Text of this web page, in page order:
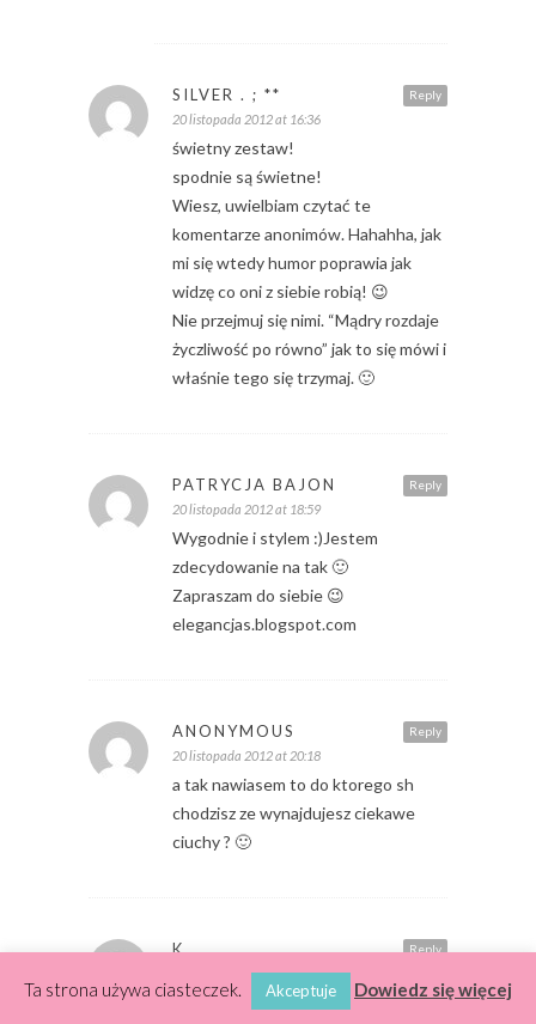
Reply
SILVER . ; **
20 listopada 2012 at 16:36
świetny zestaw!
spodnie są świetne!
Wiesz, uwielbiam czytać te
komentarze anonimów. Hahahha, jak
mi się wtedy humor poprawia jak
widzę co oni z siebie robią! 😉
Nie przejmuj się nimi. “Mądry rozdaje
życzliwość po równo” jak to się mówi i
właśnie tego się trzymaj. 🙂
Reply
PATRYCJA BAJON
20 listopada 2012 at 18:59
Wygodnie i stylem :)Jestem
zdecydowanie na tak 🙂
Zapraszam do siebie 😉
elegancjas.blogspot.com
Reply
ANONYMOUS
20 listopada 2012 at 20:18
a tak nawiasem to do ktorego sh
chodzisz ze wynajdujesz ciekawe
ciuchy ? 🙂
Reply
K.
21 listopada 2012 at 14:48
Bardzo podobają mi się te kurtki *.*
Ta strona używa ciasteczek. Akceptuje Dowiedz się więcej